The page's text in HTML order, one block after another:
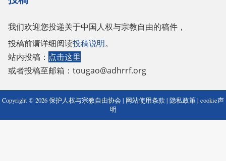
我们欢迎您投递关于中国人权与宗教自由的稿件，
投稿前请详细阅读投稿说明。
站内投稿： 点击这里
或者投稿至邮箱： tougao@adhrrf.org
Copyright © 2026 保护人权与宗教自由协会 | 网站使用条款 | 隐私政策| cookie声
明